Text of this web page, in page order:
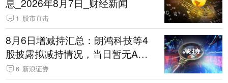
息_2026年8月7日_财经新闻
1 股市直击
8月6日增减持汇总：朗鸿科技等4
股披露拟减持情况，当日暂无A股
公司披露拟增持情况（表）
6 新浪证券